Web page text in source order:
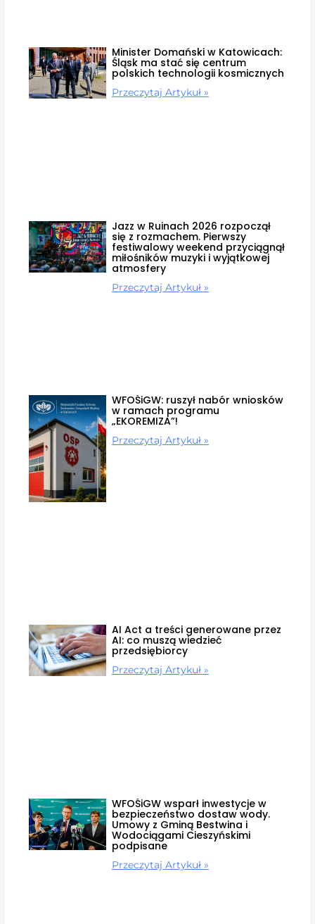
Minister Domański w Katowicach:
Śląsk ma stać się centrum
polskich technologii kosmicznych
Przeczytaj Artykuł »
Jazz w Ruinach 2026 rozpoczął
się z rozmachem. Pierwszy
festiwalowy weekend przyciągnął
miłośników muzyki i wyjątkowej
atmosfery
Przeczytaj Artykuł »
WFOŚiGW: ruszył nabór wniosków
w ramach programu
„EKOREMIZA”!
Przeczytaj Artykuł »
AI Act a treści generowane przez
AI: co muszą wiedzieć
przedsiębiorcy
Przeczytaj Artykuł »
WFOŚiGW wsparł inwestycje w
bezpieczeństwo dostaw wody.
Umowy z Gminą Bestwina i
Wodociągami Cieszyńskimi
podpisane
Przeczytaj Artykuł »